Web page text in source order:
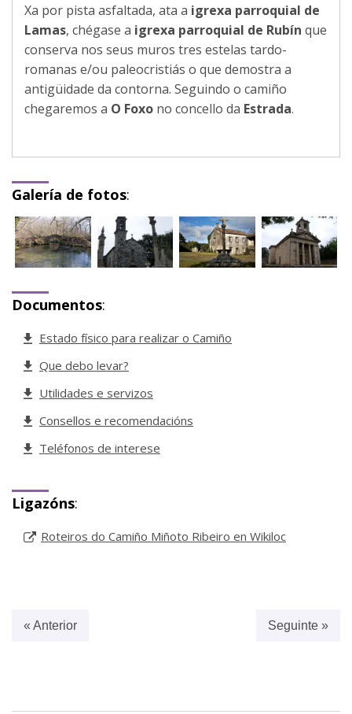
Xa por pista asfaltada, ata a igrexa parroquial de
Lamas, chégase a igrexa parroquial de Rubín que
conserva nos seus muros tres estelas tardo-
romanas e/ou paleocristiás o que demostra a
antigüidade da contorna. Seguindo o camiño
chegaremos a O Foxo no concello da Estrada.
Galería de fotos:
Documentos:
Estado físico para realizar o Camiño
Que debo levar?
Utilidades e servizos
Consellos e recomendacións
Teléfonos de interese
Ligazóns:
Roteiros do Camiño Miñoto Ribeiro en Wikiloc
Seguinte »
« Anterior